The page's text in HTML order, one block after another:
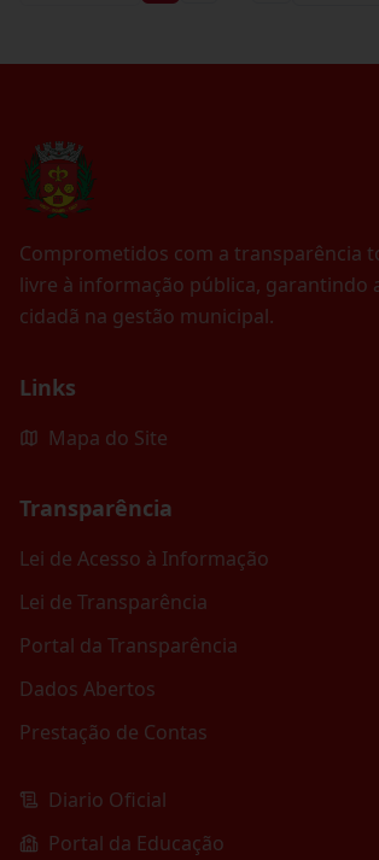
Comprometidos com a transparência
livre à informação pública, garantindo
cidadã na gestão municipal.
Links
Mapa do Site
Transparência
Lei de Acesso à Informação
Lei de Transparência
Portal da Transparência
Dados Abertos
Prestação de Contas
Diario Oficial
Portal da Educação